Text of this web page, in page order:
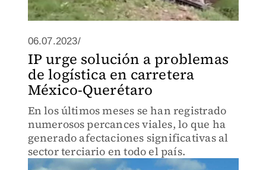
06.07.2023/
IP urge solución a problemas
de logística en carretera
México-Querétaro
En los últimos meses se han registrado
numerosos percances viales, lo que ha
generado afectaciones significativas al
sector terciario en todo el país.